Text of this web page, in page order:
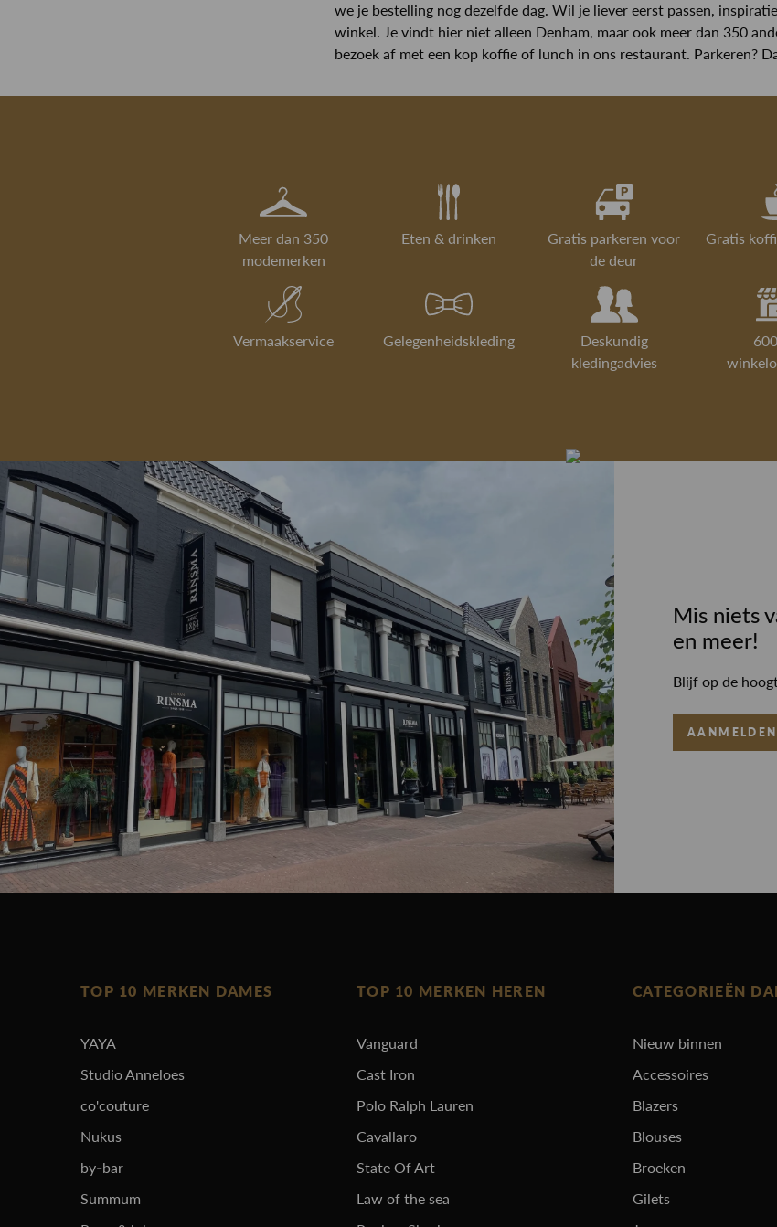
we je bestelling nog dezelfde dag. Wil je liever eerst passen,
winkel. Je vindt hier niet alleen Denham, maar ook meer dan 350
bezoek af met een kop koffie of lunch in ons restaurant. Parkeren?
Meer dan 350
modemerken
Eten & drinken
Gratis parkeren voor
de deur
Gratis
Vermaakservice Gelegenheidskleding
Deskundig
kledingadvies
Mis niets
en meer!
Blijf op de
AANMELDEN
TOP 10 MERKEN DAMES
YAYA
Studio Anneloes
co'couture
Nukus
by-bar
Summum
TOP 10 MERKEN HEREN
Vanguard
Cast Iron
Polo Ralph Lauren
Cavallaro
State Of Art
Law of the sea
CATEGORIEËN
Nieuw binnen
Accessoires
Blazers
Blouses
Broeken
Gilets